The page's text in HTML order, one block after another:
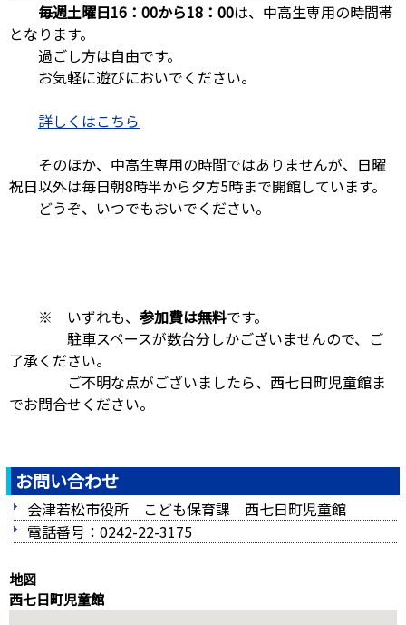
毎週土曜日16：00から18：00は、中高生専用の時間帯
となります。
過ごし方は自由です。
お気軽に遊びにおいでください。
詳しくはこちら
そのほか、中高生専用の時間ではありませんが、日曜
祝日以外は毎日朝8時半から夕方5時まで開館しています。
どうぞ、いつでもおいでください。
※ いずれも、 参加費は無料です。
駐車スペースが数台分しかございませんので、ご
了承ください。
ご不明な点がございましたら、西七日町児童館ま
でお問合せください。
お問い合わせ
会津若松市役所 こども保育課 西七日町児童館
電話番号：0242-22-3175
地図
西七日町児童館